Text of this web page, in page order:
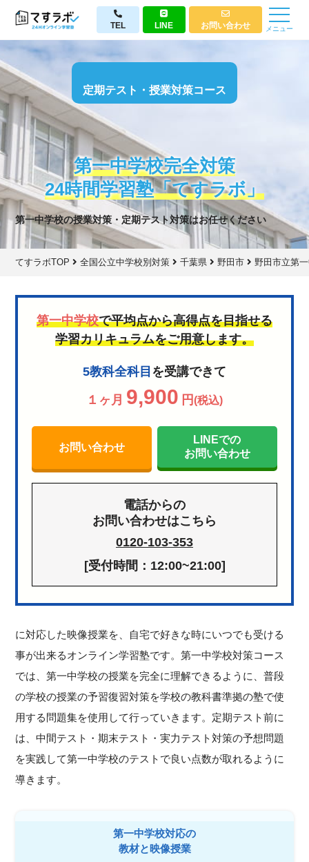
TEL LINE お問い合わせ メニュー
定期テスト・授業対策コース
第一中学校完全対策
24時間学習塾「てすラボ」
第一中学校の授業対策・定期テスト対策はお任せください
てすラボTOP 全国公立中学校別対策 千葉県 野田市 野田市立第
第一中学校で平均点から高得点を目指せる
学習カリキュラムをご用意します。
5教科全科目 を受講できて
１ヶ月 9,900 円(税込)
お問い合わせ
LINEでの
お問い合わせ
電話からの
お問い合わせはこちら
0120-103-353
[受付時間：12:00~21:00]
に対応した映像授業を、自宅で好きな時にいつでも受ける
事が出来るオンライン学習塾です。第一中学校対策コース
では、第一中学校の授業を完全に理解できるように、普段
の学校の授業の予習復習対策を学校の教科書準拠の塾で使
用する問題集を使用して行っていきます。定期テスト前に
は、中間テスト・期末テスト・実力テスト対策の予想問題
を実践して第一中学校のテストで良い点数が取れるように
導きます。
第一中学校対応の
教材と映像授業